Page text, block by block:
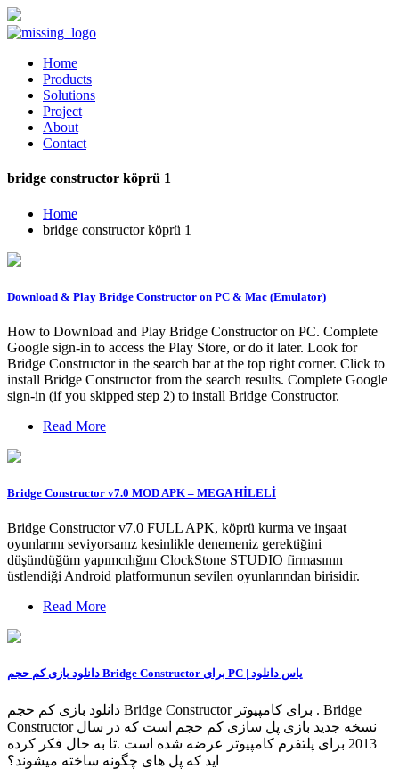
Home
Products
Solutions
Project
About
Contact
bridge constructor köprü 1
Home
bridge constructor köprü 1
Download & Play Bridge Constructor on PC & Mac (Emulator)
How to Download and Play Bridge Constructor on PC. Complete
Google sign-in to access the Play Store, or do it later. Look for
Bridge Constructor in the search bar at the top right corner. Click to
install Bridge Constructor from the search results. Complete Google
sign-in (if you skipped step 2) to install Bridge Constructor.
Read More
Bridge Constructor v7.0 MOD APK – MEGA HİLELİ
Bridge Constructor v7.0 FULL APK, köprü kurma ve inşaat
oyunlarını seviyorsanız kesinlikle denemeniz gerektiğini
düşündüğüm yapımcılığını ClockStone STUDIO firmasının
üstlendiği Android platformunun sevilen oyunlarından birisidir.
Read More
دانلود بازی کم حجم Bridge Constructor برای PC |‌ یاس دانلود
دانلود بازی کم حجم Bridge Constructor برای کامپیوتر . Bridge
Constructor نسخه جدید بازی پل سازی کم حجم است که در سال
2013 برای پلتفرم کامپیوتر عرضه شده است .تا به حال فکر کرده
اید که پل های چگونه ساخته میشوند؟